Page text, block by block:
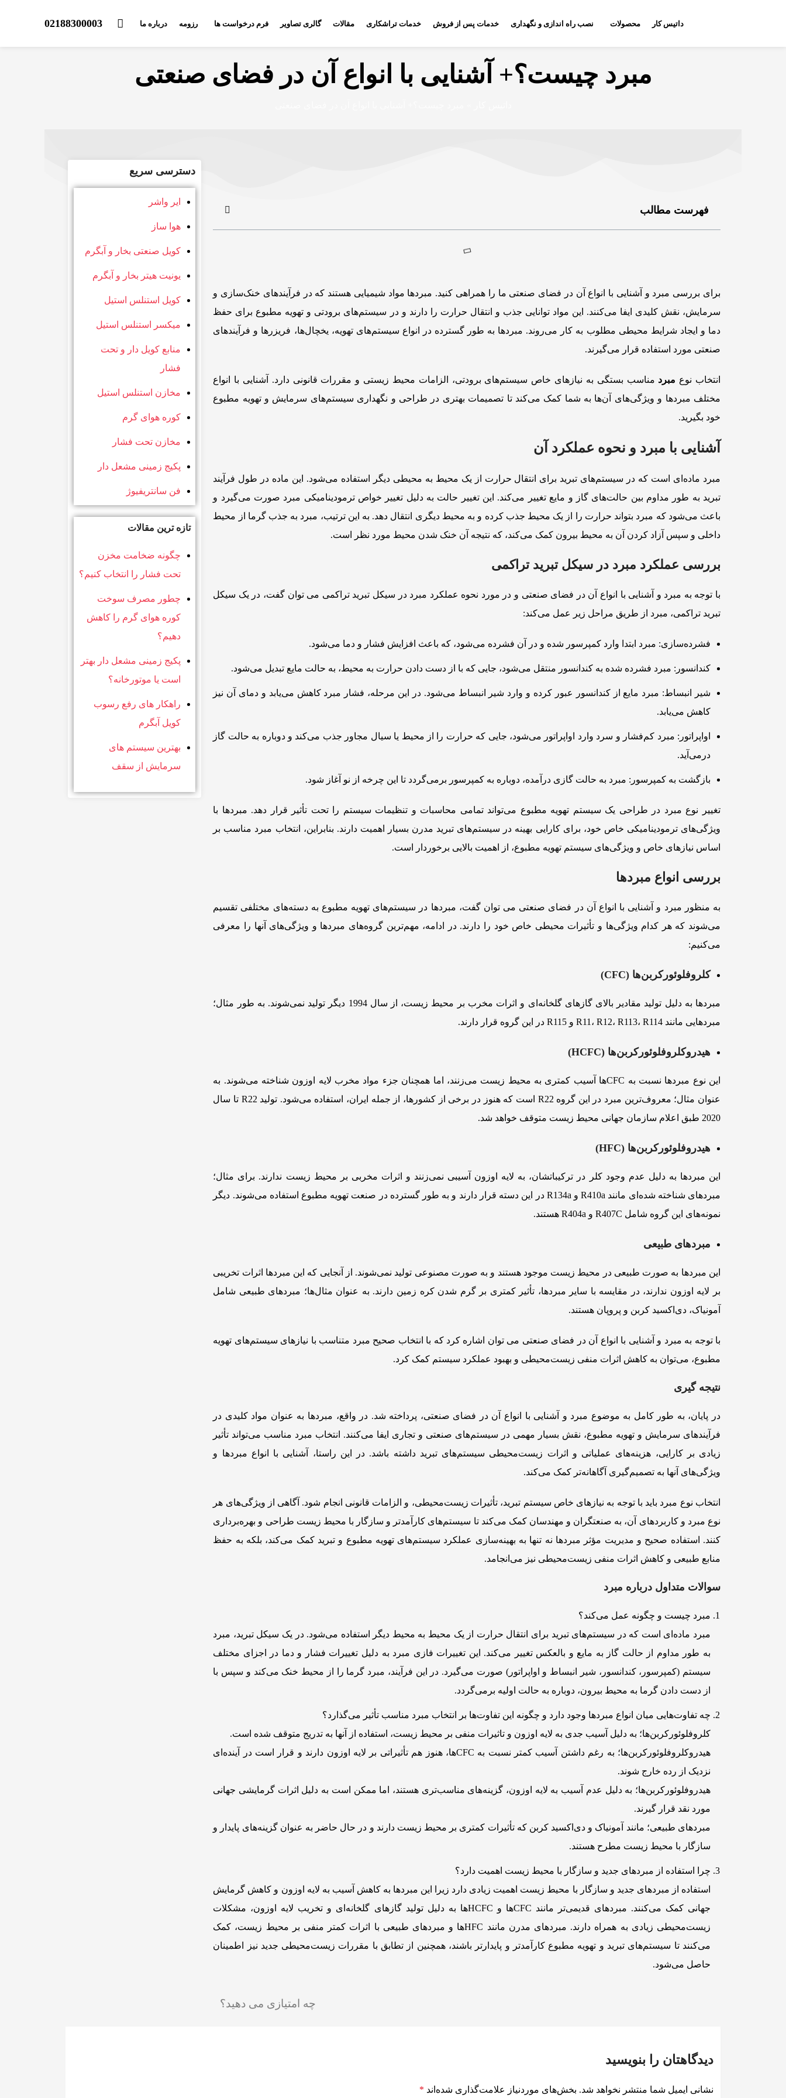
داتیس کار محصولات نصب راه اندازی و نگهداری خدمات پس از فروش خدمات تراشکاری مقالات گالری تصاویر فرم درخواست ها رزومه درباره ما 02188300003
مبرد چیست؟+ آشنایی با انواع آن در فضای صنعتی
فهرست مطالب
برای بررسی مبرد و آشنایی با انواع آن در فضای صنعتی ما را همراهی کنید. مبردها مواد شیمیایی هستند که در فرآیندهای خنک‌سازی و
سرمایش، نقش کلیدی ایفا می‌کنند. این مواد توانایی جذب و انتقال حرارت را دارند و در سیستم‌های برودتی و تهویه مطبوع برای حفظ
دما و ایجاد شرایط محیطی مطلوب به کار می‌روند. مبردها به طور گسترده در انواع سیستم‌های تهویه، یخچال‌ها، فریزرها و فرآیندهای
صنعتی مورد استفاده قرار می‌گیرند.
انتخاب نوع مبرد مناسب بستگی به نیازهای خاص سیستم‌های برودتی، الزامات محیط زیستی و مقررات قانونی دارد. آشنایی با انواع
مختلف مبردها و ویژگی‌های آن‌ها به شما کمک می‌کند تا تصمیمات بهتری در طراحی و نگهداری سیستم‌های سرمایش و تهویه مطبوع
خود بگیرید.
آشنایی با مبرد و نحوه عملکرد آن
مبرد ماده‌ای است که در سیستم‌های تبرید برای انتقال حرارت از یک محیط به محیطی دیگر استفاده می‌شود. این ماده در طول فرآیند
تبرید به طور مداوم بین حالت‌های گاز و مایع تغییر می‌کند. این تغییر حالت به دلیل تغییر خواص ترمودینامیکی مبرد صورت می‌گیرد و
باعث می‌شود که مبرد بتواند حرارت را از یک محیط جذب کرده و به محیط دیگری انتقال دهد. به این ترتیب، مبرد به جذب گرما از محیط
داخلی و سپس آزاد کردن آن به محیط بیرون کمک می‌کند، که نتیجه آن خنک شدن محیط مورد نظر است.
بررسی عملکرد مبرد در سیکل تبرید تراکمی
با توجه به مبرد و آشنایی با انواع آن در فضای صنعتی و در مورد نحوه عملکرد مبرد در سیکل تبرید تراکمی می توان گفت، در یک سیکل
تبرید تراکمی، مبرد از طریق مراحل زیر عمل می‌کند:
فشرده‌سازی: مبرد ابتدا وارد کمپرسور شده و در آن فشرده می‌شود، که باعث افزایش فشار و دما می‌شود.
کندانسور: مبرد فشرده شده به کندانسور منتقل می‌شود، جایی که با از دست دادن حرارت به محیط، به حالت مایع تبدیل می‌شود.
شیر انبساط: مبرد مایع از کندانسور عبور کرده و وارد شیر انبساط می‌شود. در این مرحله، فشار مبرد کاهش می‌یابد و دمای آن نیز
کاهش می‌یابد.
اواپراتور: مبرد کم‌فشار و سرد وارد اواپراتور می‌شود، جایی که حرارت را از محیط یا سیال مجاور جذب می‌کند و دوباره به حالت گاز
درمی‌آید.
بازگشت به کمپرسور: مبرد به حالت گازی درآمده، دوباره به کمپرسور برمی‌گردد تا این چرخه از نو آغاز شود.
تغییر نوع مبرد در طراحی یک سیستم تهویه مطبوع می‌تواند تمامی محاسبات و تنظیمات سیستم را تحت تأثیر قرار دهد. مبردها با
ویژگی‌های ترمودینامیکی خاص خود، برای کارایی بهینه در سیستم‌های تبرید مدرن بسیار اهمیت دارند. بنابراین، انتخاب مبرد مناسب بر
اساس نیازهای خاص و ویژگی‌های سیستم تهویه مطبوع، از اهمیت بالایی برخوردار است.
بررسی انواع مبردها
به منظور مبرد و آشنایی با انواع آن در فضای صنعتی می توان گفت، مبردها در سیستم‌های تهویه مطبوع به دسته‌های مختلفی تقسیم
می‌شوند که هر کدام ویژگی‌ها و تأثیرات محیطی خاص خود را دارند. در ادامه، مهم‌ترین گروه‌های مبردها و ویژگی‌های آنها را معرفی
می‌کنیم:
کلروفلوئورکربن‌ها (CFC)
مبردها به دلیل تولید مقادیر بالای گازهای گلخانه‌ای و اثرات مخرب بر محیط زیست، از سال 1994 دیگر تولید نمی‌شوند. به طور مثال؛‌
مبردهایی مانند R11، R12، R113، R114 و R115 در این گروه قرار دارند.
هیدروکلروفلوئورکربن‌ها (HCFC)
این نوع مبردها نسبت به CFCها آسیب کمتری به محیط زیست می‌زنند، اما همچنان جزء مواد مخرب لایه اوزون شناخته می‌شوند. به
عنوان مثال؛ معروف‌ترین مبرد در این گروه R22 است که هنوز در برخی از کشورها، از جمله ایران، استفاده می‌شود. تولید R22 تا سال
2020 طبق اعلام سازمان جهانی محیط زیست متوقف خواهد شد.
هیدروفلوئورکربن‌ها (HFC)
این مبردها به دلیل عدم وجود کلر در ترکیباتشان، به لایه اوزون آسیبی نمی‌زنند و اثرات مخربی بر محیط زیست ندارند. برای مثال؛
مبردهای شناخته شده‌ای مانند R410a و R134a در این دسته قرار دارند و به طور گسترده در صنعت تهویه مطبوع استفاده می‌شوند. دیگر
نمونه‌های این گروه شامل R407C و R404a هستند.
مبردهای طبیعی
این مبردها به صورت طبیعی در محیط زیست موجود هستند و به صورت مصنوعی تولید نمی‌شوند. از آنجایی که این مبردها اثرات تخریبی
بر لایه اوزون ندارند، در مقایسه با سایر مبردها، تأثیر کمتری بر گرم شدن کره زمین دارند. به عنوان مثال‌ها؛ مبردهای طبیعی شامل
آمونیاک، دی‌اکسید کربن و پروپان هستند.
با توجه به مبرد و آشنایی با انواع آن در فضای صنعتی می توان اشاره کرد که با انتخاب صحیح مبرد متناسب با نیازهای سیستم‌های تهویه
مطبوع، می‌توان به کاهش اثرات منفی زیست‌محیطی و بهبود عملکرد سیستم کمک کرد.
نتیجه گیری
در پایان، به طور کامل به موضوع مبرد و آشنایی با انواع آن در فضای صنعتی، پرداخته شد. در واقع، مبردها به عنوان مواد کلیدی در
فرآیندهای سرمایش و تهویه مطبوع، نقش بسیار مهمی در سیستم‌های صنعتی و تجاری ایفا می‌کنند. انتخاب مبرد مناسب می‌تواند تأثیر
زیادی بر کارایی، هزینه‌های عملیاتی و اثرات زیست‌محیطی سیستم‌های تبرید داشته باشد. در این راستا، آشنایی با انواع مبردها و
ویژگی‌های آنها به تصمیم‌گیری آگاهانه‌تر کمک می‌کند.
انتخاب نوع مبرد باید با توجه به نیازهای خاص سیستم تبرید، تأثیرات زیست‌محیطی، و الزامات قانونی انجام شود. آگاهی از ویژگی‌های هر
نوع مبرد و کاربردهای آن، به صنعتگران و مهندسان کمک می‌کند تا سیستم‌های کارآمدتر و سازگار با محیط زیست طراحی و بهره‌برداری
کنند. استفاده صحیح و مدیریت مؤثر مبردها نه تنها به بهینه‌سازی عملکرد سیستم‌های تهویه مطبوع و تبرید کمک می‌کند، بلکه به حفظ
منابع طبیعی و کاهش اثرات منفی زیست‌محیطی نیز می‌انجامد.
سوالات متداول درباره مبرد
مبرد چیست و چگونه عمل می‌کند؟
مبرد ماده‌ای است که در سیستم‌های تبرید برای انتقال حرارت از یک محیط به محیط دیگر استفاده می‌شود. در یک سیکل تبرید، مبرد
به طور مداوم از حالت گاز به مایع و بالعکس تغییر می‌کند. این تغییرات فازی مبرد به دلیل تغییرات فشار و دما در اجزای مختلف
سیستم (کمپرسور، کندانسور، شیر انبساط و اواپراتور) صورت می‌گیرد. در این فرآیند، مبرد گرما را از محیط خنک می‌کند و سپس با
از دست دادن گرما به محیط بیرون، دوباره به حالت اولیه برمی‌گردد.
چه تفاوت‌هایی میان انواع مبردها وجود دارد و چگونه این تفاوت‌ها بر انتخاب مبرد مناسب تأثیر می‌گذارد؟
کلروفلوئورکربن‌ها؛ به دلیل آسیب جدی به لایه اوزون و تاثیرات منفی بر محیط زیست، استفاده از آنها به تدریج متوقف شده است.
هیدروکلروفلوئورکربن‌ها؛ به رغم داشتن آسیب کمتر نسبت به CFCها، هنوز هم تأثیراتی بر لایه اوزون دارند و قرار است در آینده‌ای
نزدیک از رده خارج شوند.
هیدروفلوئورکربن‌ها؛ به دلیل عدم آسیب به لایه اوزون، گزینه‌های مناسب‌تری هستند، اما ممکن است به دلیل اثرات گرمایشی جهانی
مورد نقد قرار گیرند.
مبردهای طبیعی؛ مانند آمونیاک و دی‌اکسید کربن که تأثیرات کمتری بر محیط زیست دارند و در حال حاضر به عنوان گزینه‌های پایدار و
سازگار با محیط زیست مطرح هستند.
چرا استفاده از مبردهای جدید و سازگار با محیط زیست اهمیت دارد؟
استفاده از مبردهای جدید و سازگار با محیط زیست اهمیت زیادی دارد زیرا این مبردها به کاهش آسیب به لایه اوزون و کاهش گرمایش
جهانی کمک می‌کنند. مبردهای قدیمی‌تر مانند CFCها و HCFCها به دلیل تولید گازهای گلخانه‌ای و تخریب لایه اوزون، مشکلات
زیست‌محیطی زیادی به همراه دارند. مبردهای مدرن مانند HFCها و مبردهای طبیعی با اثرات کمتر منفی بر محیط زیست، کمک
می‌کنند تا سیستم‌های تبرید و تهویه مطبوع کارآمدتر و پایدارتر باشند، همچنین از تطابق با مقررات زیست‌محیطی جدید نیز اطمینان
حاصل می‌شود.
چه امتیازی می دهید؟
دسترسی سریع
ایر واشر
هوا ساز
کویل صنعتی بخار و آبگرم
یونیت هیتر بخار و آبگرم
کویل استنلس استیل
میکسر استنلس استیل
منابع کویل دار و تحت
فشار
مخازن استنلس استیل
کوره هوای گرم
مخازن تحت فشار
پکیج زمینی مشعل دار
فن سانتریفیوژ
تازه ترین مقالات
چگونه ضخامت مخزن
تحت فشار را انتخاب کنیم؟
چطور مصرف سوخت
کوره هوای گرم را کاهش
دهیم؟
پکیج زمینی مشعل دار بهتر
است یا موتورخانه؟
راهکار های رفع رسوب
کویل آبگرم
بهترین سیستم های
سرمایش از سقف
دیدگاهتان را بنویسید
نشانی ایمیل شما منتشر نخواهد شد. بخش‌های موردنیاز علامت‌گذاری شده‌اند *